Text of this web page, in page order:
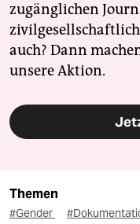
zugänglichen
auch? Dann
unsere Aktion.
Themen
#Gender